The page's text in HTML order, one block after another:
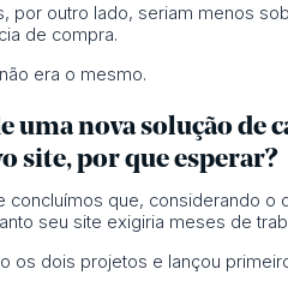
por outro lado, seriam menos
de compra.
era o mesmo.
uma nova solução
site, por que esperar?
concluímos que, considerando
seu site exigiria meses de
os dois projetos e lançou